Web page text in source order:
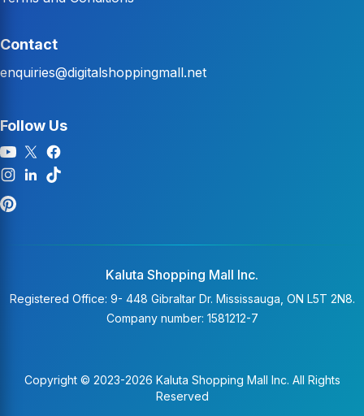
Contact
enquiries@digitalshoppingmall.net
Follow Us
Kaluta Shopping Mall Inc.
Registered Office: 9- 448 Gibraltar Dr. Mississauga, ON L5T 2N8.
Company number: 1581212-7
Copyright © 2023-2026 Kaluta Shopping Mall Inc. All Rights
Reserved